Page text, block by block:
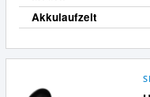
Akkulaufzeit